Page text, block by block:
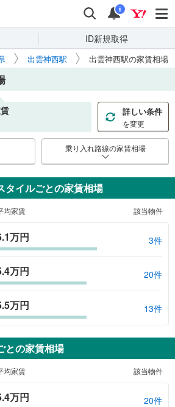
検索 通知
i
ID新規取得
出雲神西駅 出雲神西駅の家賃相場
詳しい条件
を変更
乗り入れ路線の家賃相場
タイルごとの家賃相場
均家賃 該当物件
万円 3件
万円 20件
万円 13件
との家賃相場
均家賃 該当物件
万円 20件